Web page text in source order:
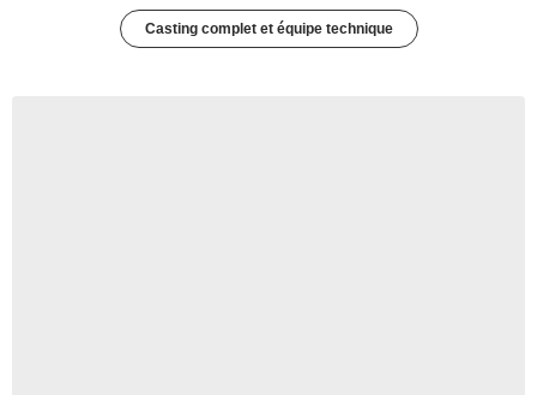
Casting complet et équipe technique